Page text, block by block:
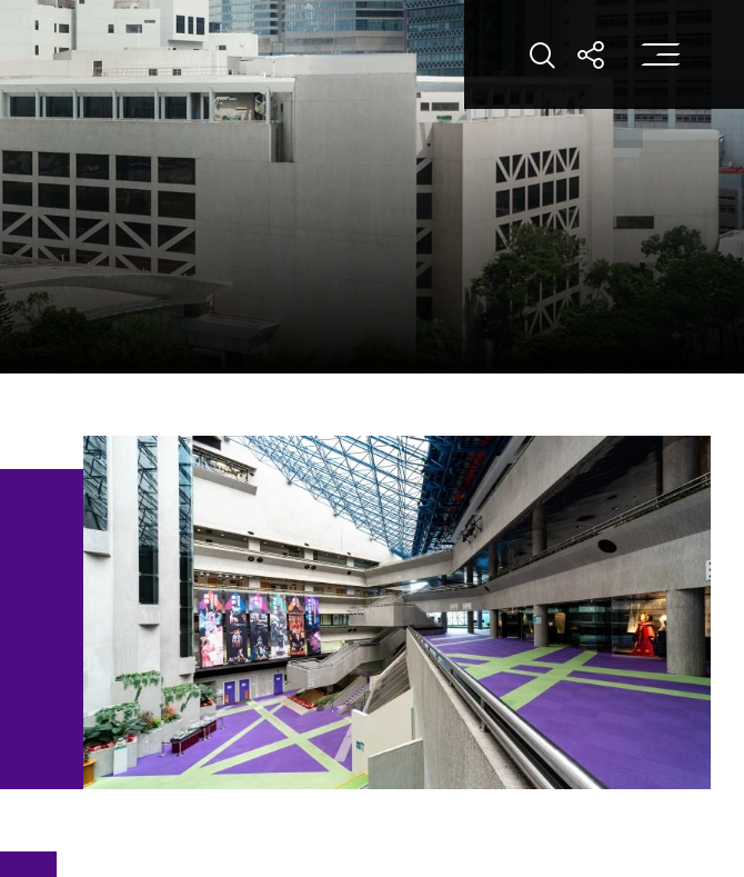
打开搜索打开分享打